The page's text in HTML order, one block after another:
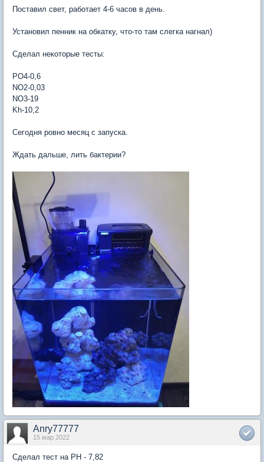
Поставил свет, работает 4-6 часов в день.
Установил пенник на обкатку, что-то там слегка нагнал)
Сделал некоторые тесты:
PO4-0,6
NO2-0,03
NO3-19
Kh-10,2
Сегодня ровно месяц с запуска.
Ждать дальше, лить бактерии?
Anry77777
15 мар 2022
Сделал тест на РН - 7,82